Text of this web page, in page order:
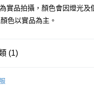
星展（
銀行
「大哥付你分期」，訂單成立後
實品拍攝，顏色會因燈光及
色以實品為主。
(1)